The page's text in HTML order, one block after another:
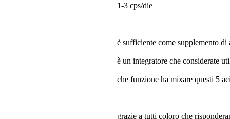
1-3 cps/die
è sufficiente come supplemento di
è un integratore che considerate
che funzione ha mixare questi 5
grazie a tutti coloro che